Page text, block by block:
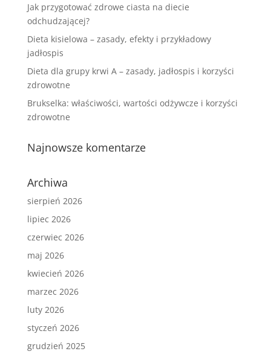
Jak przygotować zdrowe ciasta na diecie
odchudzającej?
Dieta kisielowa – zasady, efekty i przykładowy
jadłospis
Dieta dla grupy krwi A – zasady, jadłospis i korzyści
zdrowotne
Brukselka: właściwości, wartości odżywcze i korzyści
zdrowotne
Najnowsze komentarze
Archiwa
sierpień 2026
lipiec 2026
czerwiec 2026
maj 2026
kwiecień 2026
marzec 2026
luty 2026
styczeń 2026
grudzień 2025